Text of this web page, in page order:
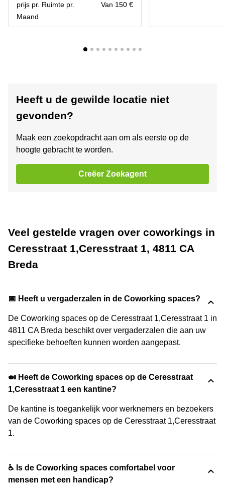
prijs pr. Ruimte pr.
Maand
Van 150 €
Heeft u de gewilde locatie niet
gevonden?
Maak een zoekopdracht aan om als eerste op de
hoogte gebracht te worden.
Creëer Zoekagent
Veel gestelde vragen over coworkings in
Ceresstraat 1,Ceresstraat 1, 4811 CA
Breda
📅 Heeft u vergaderzalen in de Coworking spaces?
De Coworking spaces op de Ceresstraat 1,Ceresstraat 1 in
4811 CA Breda beschikt over vergaderzalen die aan uw
specifieke behoeften kunnen worden aangepast.
🍛 Heeft de Coworking spaces op de Ceresstraat
1,Ceresstraat 1 een kantine?
De kantine is toegankelijk voor werknemers en bezoekers
van de Coworking spaces op de Ceresstraat 1,Ceresstraat
1.
♿ Is de Coworking spaces comfortabel voor
mensen met een handicap?